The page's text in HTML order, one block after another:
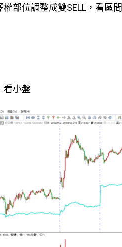
部位調整成雙SELL，看區間
看小盤